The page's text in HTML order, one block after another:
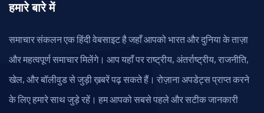
हमारे बारे में
समाचार संकलन एक हिंदी वेबसाइट है जहाँ आपको भारत और दुनिया के ताज़ा
और महत्वपूर्ण समाचार मिलेंगे। आप यहाँ पर राष्ट्रीय, अंतर्राष्ट्रीय, राजनीति,
खेल, और बॉलीवुड से जुड़ी ख़बरें पढ़ सकते हैं। रोज़ाना अपडेट्स प्राप्त करने
के लिए हमारे साथ जुड़े रहें। हम आपको सबसे पहले और सटीक जानकारी